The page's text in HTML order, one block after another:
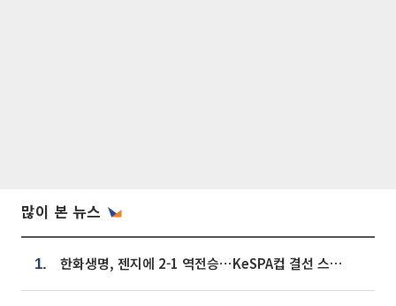
많이 본 뉴스
1. 한화생명, 젠지에 2-1 역전승⋯KeSPA컵 결선 스테이지 2 직행